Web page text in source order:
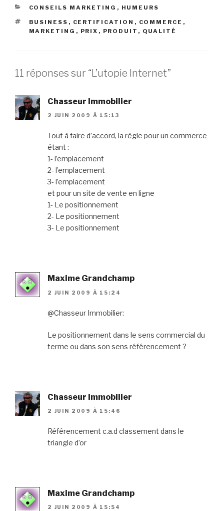
CATÉGORIES
CONSEILS MARKETING , HUMEURS
ÉTIQUETTES
BUSINESS , CERTIFICATION , COMMERCE ,
MARKETING , PRIX , PRODUIT , QUALITÉ
11 réponses sur “L’utopie Internet”
Chasseur Immobilier
2 JUIN 2009 À 15:13
Tout à faire d’accord, la règle pour un commerce
étant :
1- l’emplacement
2- l’emplacement
3- l’emplacement
et pour un site de vente en ligne
1- Le positionnement
2- Le positionnement
3- Le positionnement
Maxime Grandchamp
2 JUIN 2009 À 15:24
@Chasseur Immobilier:
Le positionnement dans le sens commercial du
terme ou dans son sens référencement ?
Chasseur Immobilier
2 JUIN 2009 À 15:46
Référencement c.a.d classement dans le
triangle d’or
Maxime Grandchamp
2 JUIN 2009 À 15:54